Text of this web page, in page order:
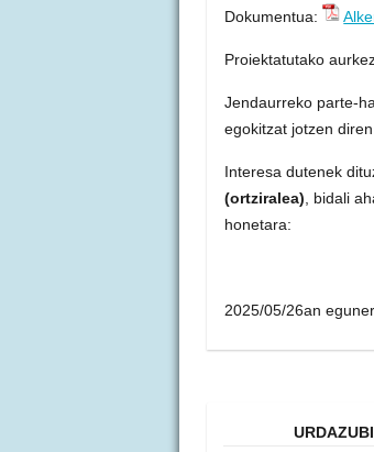
Dokumentua:
Proiektatutako
Jendaurreko parte-
egokitzat jotzen
Interesa dutenek
(ortziralea) , bidali
honetara:
2025/05/26an